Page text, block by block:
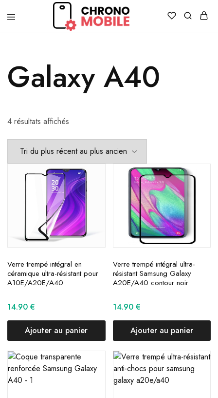
Chronomobile
Achat,
de
smartphones
et
tablettes
Galaxy A40
4 résultats affichés
Verre trempé intégral en
céramique ultra-résistant pour
A10E/A20E/A40
14.90 €
Ajouter au panier
Verre trempé intégral ultra-
résistant Samsung Galaxy
A20E/A40 contour noir
14.90 €
Ajouter au panier